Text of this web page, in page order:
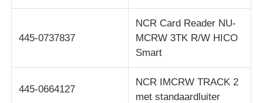
445-0737837
NCR Card Reader NU-
MCRW 3TK R/W HICO
Smart
445-0664127
NCR IMCRW TRACK 2
met standaardluiter